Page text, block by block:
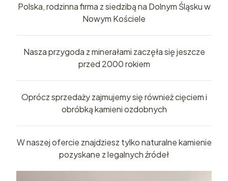
Polska, rodzinna firma z siedzibą na Dolnym Śląsku w
Nowym Kościele
Nasza przygoda z minerałami zaczęła się jeszcze
przed 2000 rokiem
Oprócz sprzedaży zajmujemy się również cięciem i
obróbką kamieni ozdobnych
W naszej ofercie znajdziesz tylko naturalne kamienie
pozyskane z legalnych źródeł